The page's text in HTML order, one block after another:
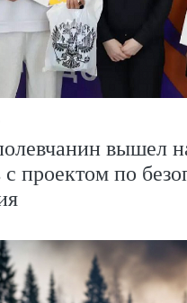
вышел
с проектом по